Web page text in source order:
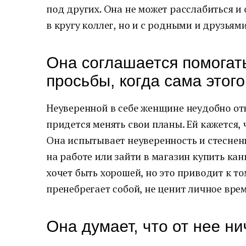
под других. Она не может расслабиться
в кругу коллег, но и с родными и
Она соглашается
просьбы, когда сама
Неуверенной в себе женщине неудобно
придется менять свои планы. Ей
Она испытывает неуверенность и
на работе или зайти в магазин купить
хочет быть хорошей, но это приводит к
пренебрегает собой, не ценит личное
Она думает, что от нее